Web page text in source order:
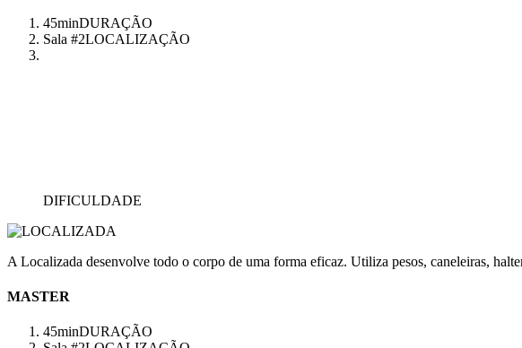
45minDURAÇÃO
Sala #2LOCALIZAÇÃO
DIFICULDADE
A Localizada desenvolve todo o corpo de uma forma eficaz. Utiliza pesos, caneleiras,
MASTER
45minDURAÇÃO